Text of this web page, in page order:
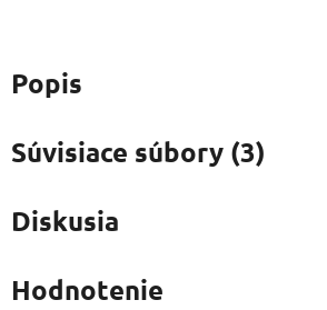
Popis
Súvisiace súbory (3)
Diskusia
Hodnotenie